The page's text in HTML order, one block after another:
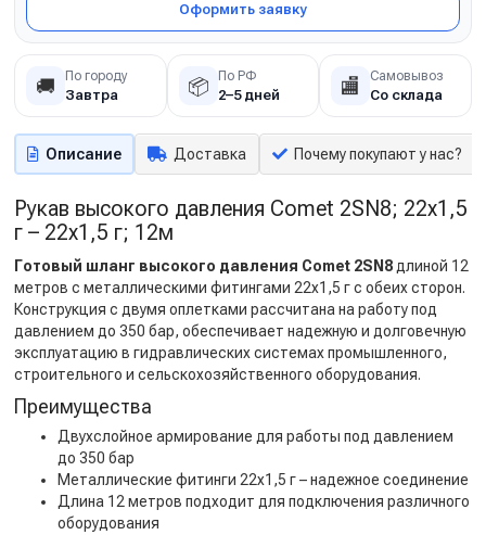
Оформить заявку
🚚 По городу
Завтра 📦 По РФ
2–5 дней 🏬 Самовывоз
Со склада
Описание Доставка Почему покупают у нас?
Рукав высокого давления Comet 2SN8; 22х1,5
г – 22х1,5 г; 12м
Готовый шланг высокого давления Comet 2SN8 длиной 12
метров с металлическими фитингами 22х1,5 г с обеих сторон.
Конструкция с двумя оплетками рассчитана на работу под
давлением до 350 бар, обеспечивает надежную и долговечную
эксплуатацию в гидравлических системах промышленного,
строительного и сельскохозяйственного оборудования.
Преимущества
Двухслойное армирование для работы под давлением
до 350 бар
Металлические фитинги 22х1,5 г – надежное соединение
Длина 12 метров подходит для подключения различного
оборудования